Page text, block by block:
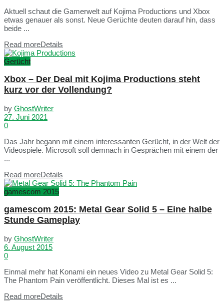
Aktuell schaut die Gamerwelt auf Kojima Productions und Xbox
etwas genauer als sonst. Neue Gerüchte deuten darauf hin, dass
beide ...
Read moreDetails
Gerücht
Xbox – Der Deal mit Kojima Productions steht
kurz vor der Vollendung?
by GhostWriter
27. Juni 2021
0
Das Jahr begann mit einem interessanten Gerücht, in der Welt der
Videospiele. Microsoft soll demnach in Gesprächen mit einem der
...
Read moreDetails
gamescom 2015
gamescom 2015: Metal Gear Solid 5 – Eine halbe
Stunde Gameplay
by GhostWriter
6. August 2015
0
Einmal mehr hat Konami ein neues Video zu Metal Gear Solid 5:
The Phantom Pain veröffentlicht. Dieses Mal ist es ...
Read moreDetails